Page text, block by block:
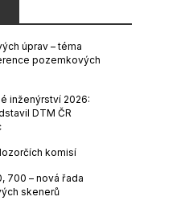
úprav – téma
pozemkových
inženýrství 2026:
DTM ČR
komisí
700 – nová řada
skenerů